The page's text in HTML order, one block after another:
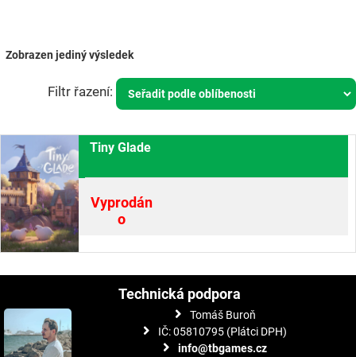
Zobrazen jediný výsledek
Tiny Glade
Vyprodán
o
Technická podpora
Tomáš Buroň
IČ: 05810795 (Plátci DPH)
info@tbgames.cz